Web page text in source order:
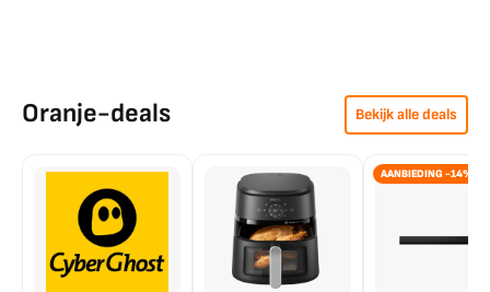
Oranje-deals Bekijk alle deals
AANBIEDING -14%